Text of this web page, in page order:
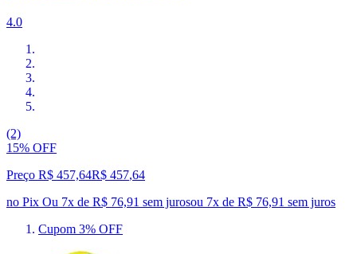
4.0
(2)
15% OFF
Preço R$ 457,64R$ 457,64
no Pix Ou 7x de R$ 76,91 sem jurosou 7x de R$ 76,91 sem juros
Cupom 3% OFF